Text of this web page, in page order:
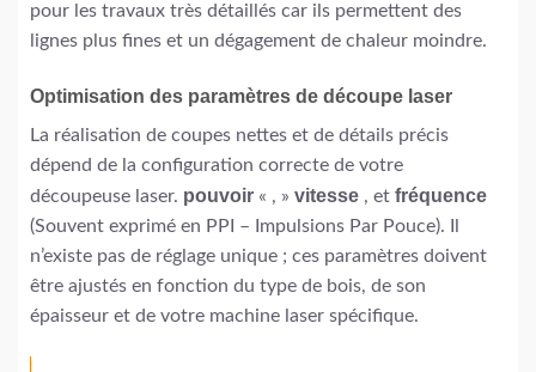
pour les travaux très détaillés car ils permettent des
lignes plus fines et un dégagement de chaleur moindre.
Optimisation des paramètres de découpe laser
La réalisation de coupes nettes et de détails précis
dépend de la configuration correcte de votre
découpeuse laser. pouvoir « , » vitesse , et fréquence
(Souvent exprimé en PPI – Impulsions Par Pouce). Il
n’existe pas de réglage unique ; ces paramètres doivent
être ajustés en fonction du type de bois, de son
épaisseur et de votre machine laser spécifique.